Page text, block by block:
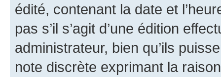
édité, contenant la date et
pas s’il s’agit d’une édition
administrateur, bien qu’ils
note discrète exprimant la